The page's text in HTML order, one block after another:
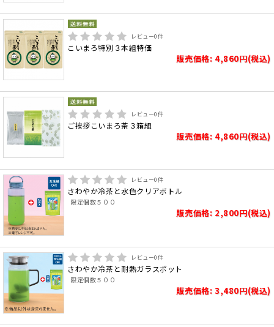
レビュー0件
こいまろ特別３本組特価
販売価格: 4,860円(税込)
レビュー0件
ご挨拶こいまろ茶３箱組
販売価格: 4,860円(税込)
レビュー0件
さわやか冷茶と水色クリアボトル
限定個数５００
販売価格: 2,800円(税込)
レビュー0件
さわやか冷茶と耐熱ガラスポット
限定個数５００
販売価格: 3,480円(税込)